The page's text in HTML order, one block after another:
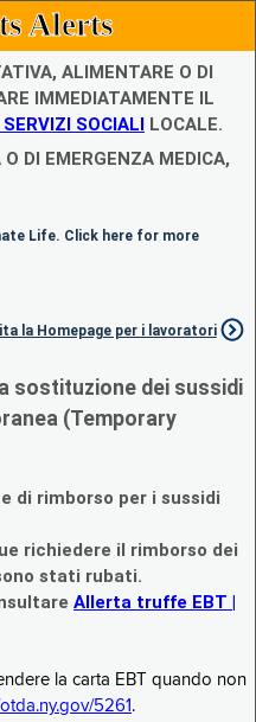
Alerts
ALIMENTARE O DI
IMMEDIATAMENTE IL
SOCIALI LOCALE.
DI EMERGENZA MEDICA,
Life. Click here for more
la Homepage per i lavoratori
sostituzione dei sussidi
(Temporary
di rimborso per i sussidi
richiedere il rimborso dei
stati rubati.
Allerta truffe EBT |
la carta EBT quando non
5261 .